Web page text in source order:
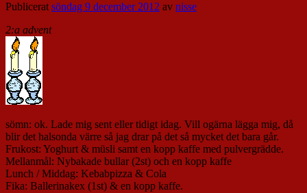
Publiceratsöndag 9 december 2012 av nisse
2:a advent
sömn: ok. Lade mig sent eller tidigt idag. Vill ogärna lägga mig, då
blir det halsonda värre så jag drar på det så mycket det bara går.
Frukost: Yoghurt & müsli samt en kopp kaffe med pulvergrädde.
Mellanmål: Nybakade bullar (2st) och en kopp kaffe
Lunch / Middag: Kebabpizza & Cola
Fika: Ballerinakex (1st) & en kopp kaffe.